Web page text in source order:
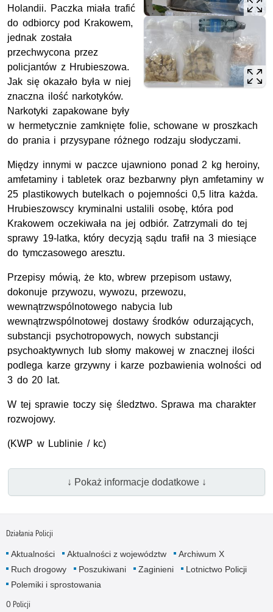
Holandii. Paczka miała trafić
do odbiorcy pod Krakowem,
jednak została
przechwycona przez
policjantów z Hrubieszowa.
Jak się okazało była w niej
znaczna ilość narkotyków.
Narkotyki zapakowane były
w hermetycznie zamknięte folie, schowane w proszkach
do prania i przysypane różnego rodzaju słodyczami.
Między innymi w paczce ujawniono ponad 2 kg heroiny,
amfetaminy i tabletek oraz bezbarwny płyn amfetaminy w
25 plastikowych butelkach o pojemności 0,5 litra każda.
Hrubieszowscy kryminalni ustalili osobę, która pod
Krakowem oczekiwała na jej odbiór. Zatrzymali do tej
sprawy 19-latka, który decyzją sądu trafił na 3 miesiące
do tymczasowego aresztu.
Przepisy mówią, że kto, wbrew przepisom ustawy,
dokonuje przywozu, wywozu, przewozu,
wewnątrzwspólnotowego nabycia lub
wewnątrzwspólnotowej dostawy środków odurzających,
substancji psychotropowych, nowych substancji
psychoaktywnych lub słomy makowej w znacznej ilości
podlega karze grzywny i karze pozbawienia wolności od
3 do 20 lat.
W tej sprawie toczy się śledztwo. Sprawa ma charakter
rozwojowy.
(KWP w Lublinie / kc)
↓ Pokaż informacje dodatkowe ↓
Działania Policji
Aktualności Aktualności z województw
Archiwum X
Ruch drogowy
Poszukiwani Zaginieni
Lotnictwo Policji
Polemiki i sprostowania
O Policji